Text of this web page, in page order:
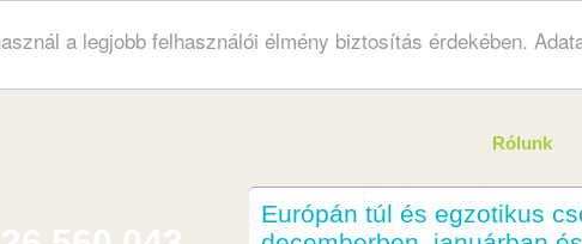
a legjobb felhasználói élmény biztosítás érdekében.
Rólunk
Európán túl és egzotikus